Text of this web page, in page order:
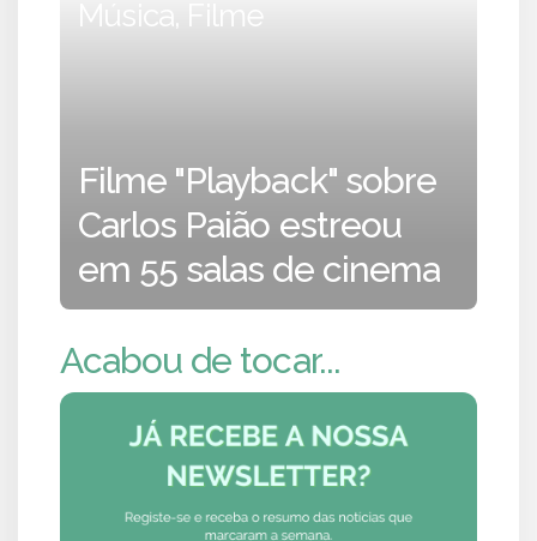
Música, Filme
Filme "Playback" sobre
Carlos Paião estreou
em 55 salas de cinema
Acabou de tocar...